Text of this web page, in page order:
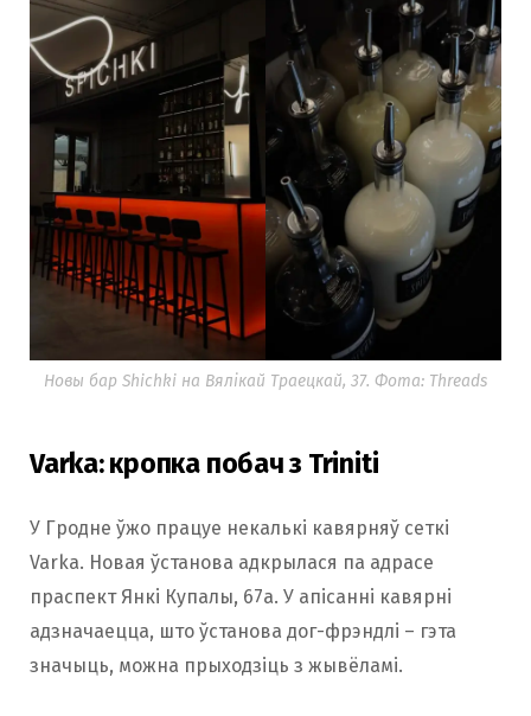
Новы бар Shichki на Вялікай Траецкай, 37. Фота: Threads
Varka: кропка побач з Triniti
У Гродне ўжо працуе некалькі кавярняў сеткі
Varka. Новая ўстанова адкрылася па адрасе
праспект Янкі Купалы, 67а. У апісанні кавярні
адзначаецца, што ўстанова дог-фрэндлі – гэта
значыць, можна прыходзіць з жывёламі.